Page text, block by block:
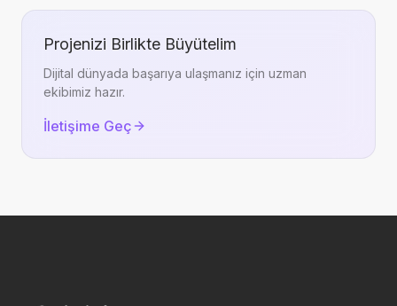
Projenizi Birlikte Büyütelim
Dijital dünyada başarıya ulaşmanız için uzman
ekibimiz hazır.
İletişime Geç